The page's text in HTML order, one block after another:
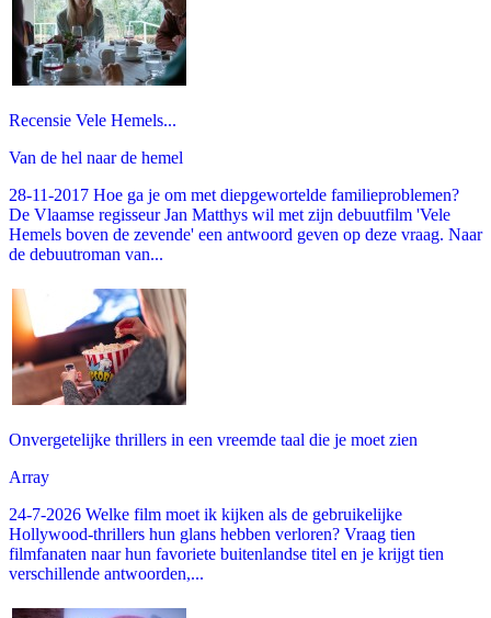
Recensie Vele Hemels...
Van de hel naar de hemel
28-11-2017 Hoe ga je om met diepgewortelde familieproblemen?
De Vlaamse regisseur Jan Matthys wil met zijn debuutfilm 'Vele
Hemels boven de zevende' een antwoord geven op deze vraag. Naar
de debuutroman van...
Onvergetelijke thrillers in een vreemde taal die je moet zien
Array
24-7-2026 Welke film moet ik kijken als de gebruikelijke
Hollywood-thrillers hun glans hebben verloren? Vraag tien
filmfanaten naar hun favoriete buitenlandse titel en je krijgt tien
verschillende antwoorden,...